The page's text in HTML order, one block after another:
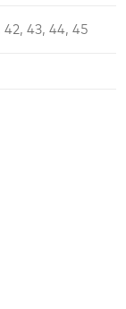
42, 43, 44, 45